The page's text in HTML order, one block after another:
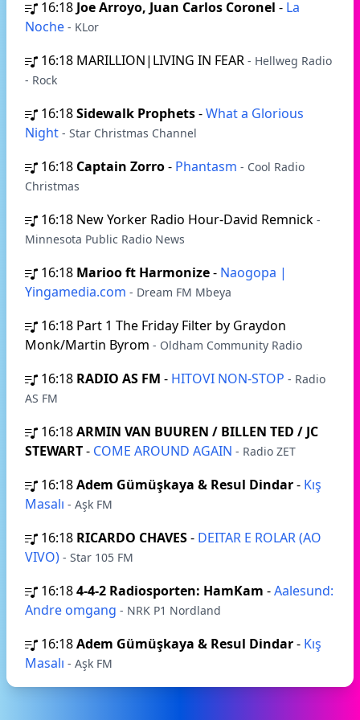
16:18 Joe Arroyo, Juan Carlos Coronel - La
Noche - KLor
16:18 MARILLION|LIVING IN FEAR - Hellweg Radio
- Rock
16:18Sidewalk Prophets-What a Glorious
Night - Star Christmas Channel
16:18 Captain Zorro- Phantasm - Cool Radio
Christmas
16:18 New Yorker Radio Hour-David Remnick -
Minnesota Public Radio News
16:18 Marioo ft Harmonize- Naogopa |
Yingamedia.com - Dream FM Mbeya
16:18 Part 1 The Friday Filter by Graydon
Monk/Martin Byrom - Oldham Community Radio
16:18 RADIO AS FM - HITOVI NON-STOP - Radio
AS FM
16:18ARMIN VAN BUUREN / BILLEN TED / JC
STEWART- COME AROUND AGAIN - Radio ZET
16:18Adem Gümüşkaya & Resul Dindar- Kış
Masalı - Aşk FM
16:18 RICARDO CHAVES- DEITAR E ROLAR (AO
VIVO) - Star 105 FM
16:184-4-2 Radiosporten: HamKam -Aalesund:
Andre omgang - NRK P1 Nordland
16:18Adem Gümüşkaya & Resul Dindar- Kış
Masalı - Aşk FM